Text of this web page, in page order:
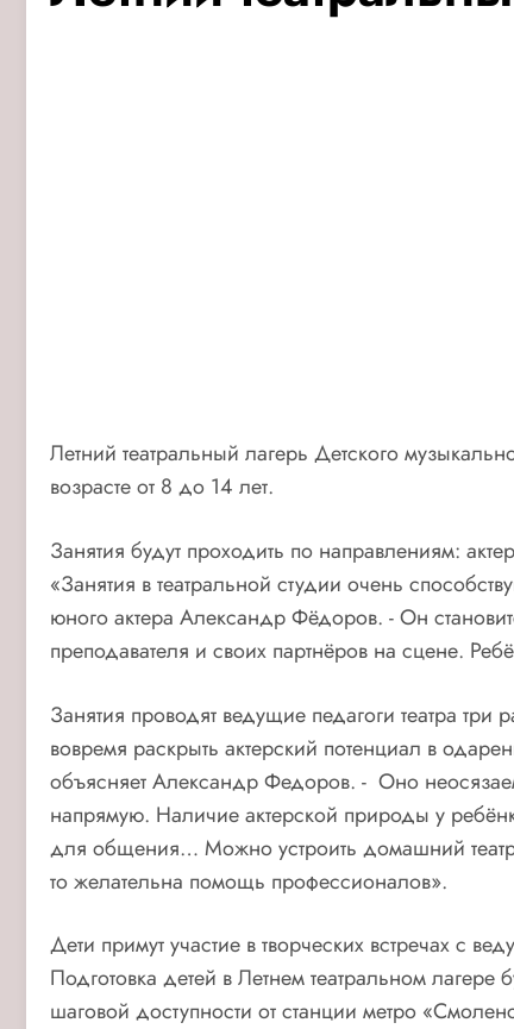
Летний театральный лагерь Детского
возрасте от 8 до 14 лет.
Занятия будут проходить по направлениям:
«Занятия в театральной студии очень
юного актера Александр Фёдоров. - Он
преподавателя и своих партнёров на сцене.
Занятия проводят ведущие педагоги театра
вовремя раскрыть актерский потенциал в
объясняет Александр Федоров. - Оно
напрямую. Наличие актерской природы у
для общения… Можно устроить домашний театр,
то желательна помощь профессионалов».
Дети примут участие в творческих встречах с
Подготовка детей в Летнем театральном
шаговой доступности от станции метро